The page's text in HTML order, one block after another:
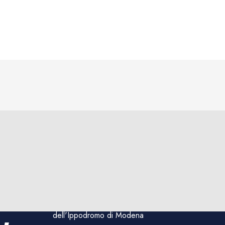
dell'Ippodromo di Modena